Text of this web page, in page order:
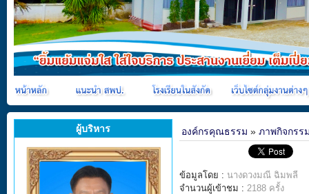
ผู้บริหาร องค์กรคุณธรรม » ภาพกิจกรร
ข้อมูลโดย : นางดวงมณี ฉิมพลี
จำนวนผู้เข้าชม : 2188 ครั้ง